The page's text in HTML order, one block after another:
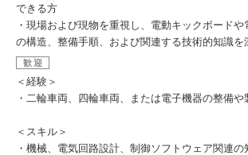
できる方
・現場および現物を重視し、電動キックボード
の構造、整備手順、および関連する技術的知識を
歓迎
＜経験＞
・二輪車両、四輪車両、または電子機器の整備
＜スキル＞
・機械、電気回路設計、制御ソフトウェア関連の